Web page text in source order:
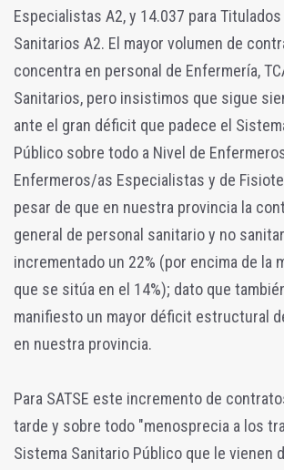
Especialistas A2, y 14.037 para
Sanitarios A2. El mayor volumen de
concentra en personal de Enfermería,
Sanitarios, pero insistimos que sigue
ante el gran déficit que padece el
Público sobre todo a Nivel de
Enfermeros/as Especialistas y de
pesar de que en nuestra provincia la
general de personal sanitario y no
incrementado un 22% (por encima de la
que se sitúa en el 14%); dato que
manifiesto un mayor déficit estructural
en nuestra provincia.
Para SATSE este incremento de
tarde y sobre todo "menosprecia a los
Sistema Sanitario Público que le vienen